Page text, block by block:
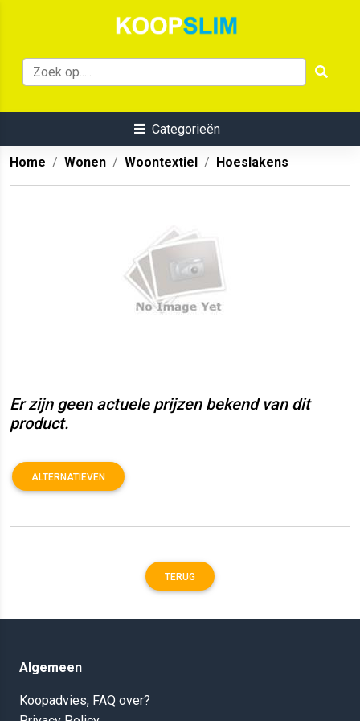
Categorieën
Home Wonen Woontextiel Hoeslakens
Er zijn geen actuele prijzen bekend van dit
product.
ALTERNATIEVEN
TERUG
Algemeen
Koopadvies, FAQ over?